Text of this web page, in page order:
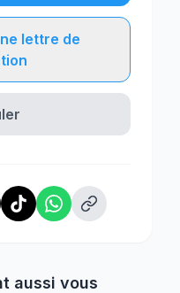
lettre de
aussi vous